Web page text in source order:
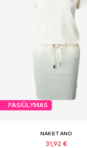
PASIŪLYMAS
NAKETANO
31,92 €